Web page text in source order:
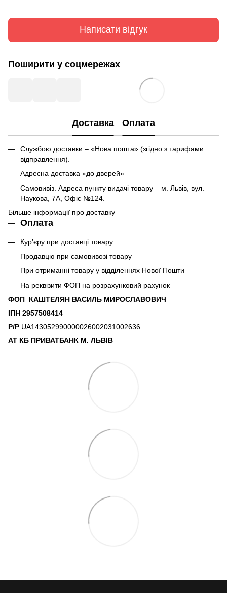
Написати відгук
Поширити у соцмережах
Доставка Оплата
Службою доставки – «Нова пошта» (згідно з тарифами
відправлення).
Адресна доставка «до дверей»
Самовивіз. Адреса пункту видачі товару – м. Львів, вул.
Наукова, 7А, Офіс №124.
Більше інформації про доставку
Оплата
Кур’єру при доставці товару
Продавцю при самовивозі товару
При отриманні товару у відділеннях Нової Пошти
На реквізити ФОП на розрахунковий рахунок
ФОП КАШТЕЛЯН ВАСИЛЬ МИРОСЛАВОВИЧ
ІПН 2957508414
Р/Р UA143052990000026002031002636
АТ КБ ПРИВАТБАНК М. ЛЬВІВ